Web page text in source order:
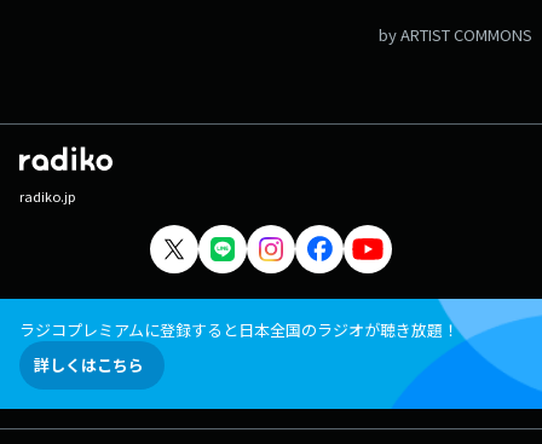
by ARTIST COMMONS
radiko.jp
ラジコプレミアムに登録すると日本全国のラジオが聴き放題！
詳しくはこちら